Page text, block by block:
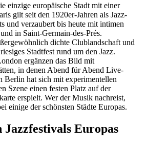
einzige europäische Stadt mit einer
gilt seit den 1920er-Jahren als Jazz-
und verzaubert bis heute mit intimen
in Saint-Germain-des-Prés.
dichte Clublandschaft und
Stadtfest rund um den Jazz.
ergänzen das Bild mit
in denen Abend für Abend Live-
Berlin hat sich mit experimentellen
Szene einen festen Platz auf der
erspielt. Wer der Musik nachreist,
einige der schönsten Städte Europas.
Jazzfestivals Europas